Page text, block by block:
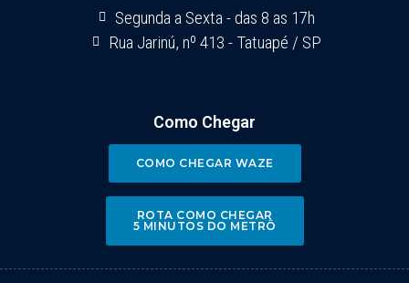
Segunda a Sexta - das 8 as 17h
Rua Jarinú, nº 413 - Tatuapé / SP
Como Chegar
COMO CHEGAR WAZE
ROTA COMO CHEGAR
5 MINUTOS DO METRÔ